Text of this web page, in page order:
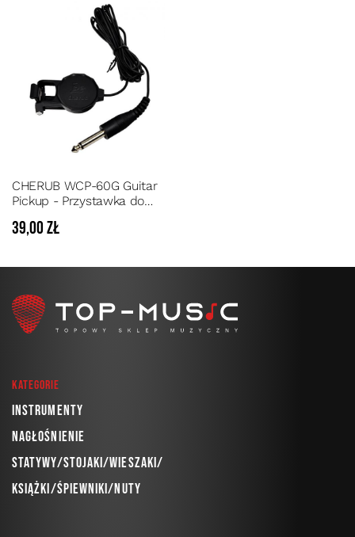
CHERUB WCP-60G Guitar
Pickup - Przystawka do
zapinana na klips w
39,00 zł
Kategorie
Instrumenty
Nagłośnienie
Statywy/Stojaki/Wieszaki/
Książki/Śpiewniki/Nuty